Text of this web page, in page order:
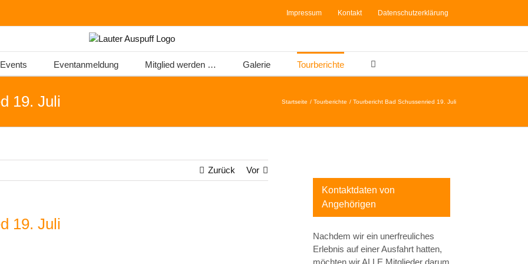
Impressum Kontakt Datenschutzerklärung
Events Eventanmeldung Mitglied werden … Galerie Tourberichte
19. Juli Startseite Tourberichte Tourbericht Bad Schussenried 19. Juli
Zurück Vor
19. Juli
Kontaktdaten von
Angehörigen
Nachdem wir ein unerfreuliches
Erlebnis auf einer Ausfahrt hatten,
möchten wir ALLE Mitglieder darum